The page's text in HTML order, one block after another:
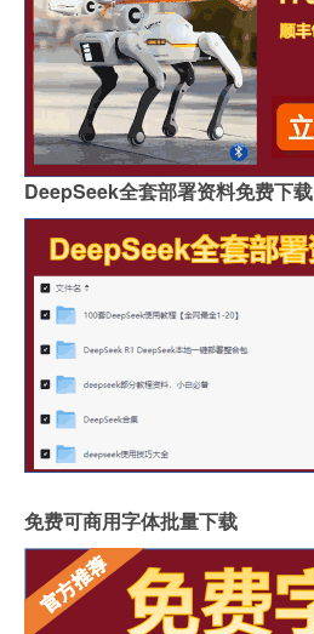
DeepSeek全套部署资料免费下载
免费可商用字体批量下载